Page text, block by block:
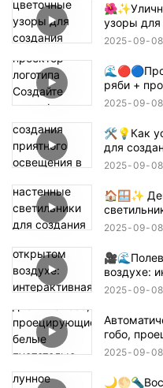
узоры для
2025 09 08
ряби +
2025 09 08
🛠️💡Как
для
2025 09 08
🏠🪟✨
помещении
2025 09 08
воздухе:
волны 🌊✨
2025 09 08
гобо,
2025 09 08